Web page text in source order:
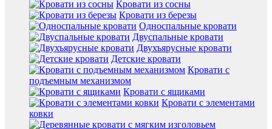
Кровати из сосны
Кровати из березы
Односпальные кровати
Двуспальные кровати
Двухъярусные кровати
Детские кровати
Кровати с
подъемным механизмом
Кровати с ящиками
Кровати с элементами
ковки